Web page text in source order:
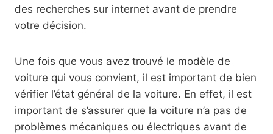
des recherches sur internet avant de prendre
votre décision.
Une fois que vous avez trouvé le modèle de
voiture qui vous convient, il est important de bien
vérifier l’état général de la voiture. En effet, il est
important de s’assurer que la voiture n’a pas de
problèmes mécaniques ou électriques avant de